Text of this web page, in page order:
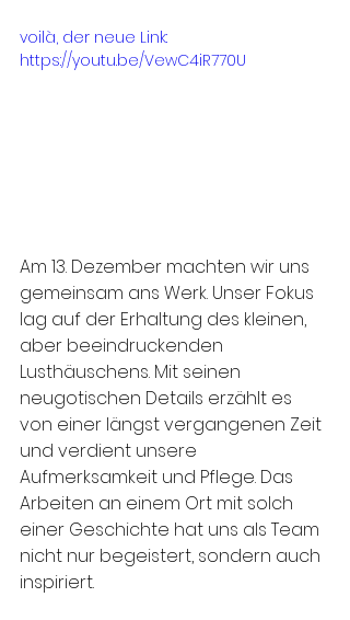
voilà, der neue Link:
https://youtu.be/VewC4iR770U
Am 13. Dezember machten wir uns
gemeinsam ans Werk. Unser Fokus
lag auf der Erhaltung des kleinen,
aber beeindruckenden
Lusthäuschens. Mit seinen
neugotischen Details erzählt es
von einer längst vergangenen Zeit
und verdient unsere
Aufmerksamkeit und Pflege. Das
Arbeiten an einem Ort mit solch
einer Geschichte hat uns als Team
nicht nur begeistert, sondern auch
inspiriert.